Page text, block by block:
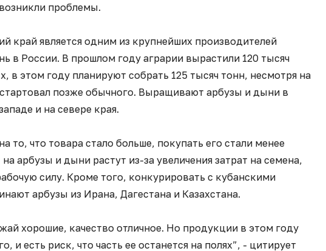
проблемы.
край является одним из крупнейших производителей
в России. В прошлом году аграрии вырастили 120 тысяч
в этом году планируют собрать 125 тысяч тонн, несмотря на
стартовал позже обычного. Выращивают арбузы и дыни в
и на севере края.
то, что товара стало больше, покупать его стали менее
арбузы и дыни растут из-за увеличения затрат на семена,
силу. Кроме того, конкурировать с кубанскими
арбузы из Ирана, Дагестана и Казахстана.
хорошие, качество отличное. Но продукции в этом году
и есть риск, что часть ее останется на полях”, - цитирует